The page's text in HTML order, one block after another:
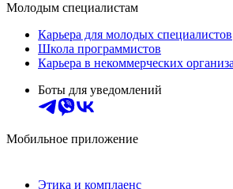
Молодым специалистам
Карьера для молодых специалистов
Школа программистов
Карьера в некоммерческих
Боты для уведомлений
Мобильное приложение
Этика и комплаенс